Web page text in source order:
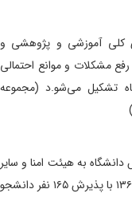
کلی آموزشی و پژوهشی و
مشکلات و موانع احتمالی
تشکیل می‌شو.د (مجموعه
به هیئت امنا و سایر
مراجع ذی‌صلاح ارائه می‌دهد. این دانشگاه در مهر ۱۳۶۹ با پذیرش ۱۶۵ نفر دانشجو